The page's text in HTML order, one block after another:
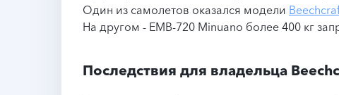
Один из самолетов оказался модели
На другом - EMB-720 Minuano более 400 кг
Последствия для владельца